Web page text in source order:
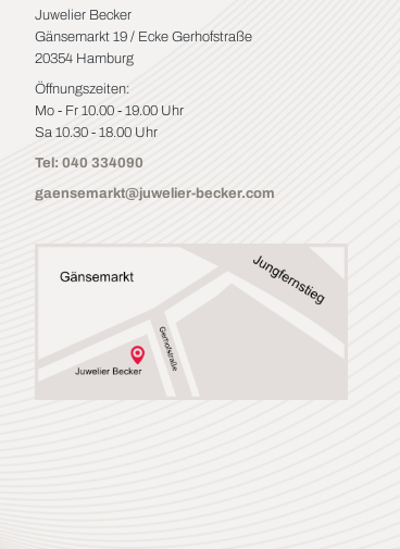
Juwelier Becker
Gänsemarkt 19 / Ecke Gerhofstraße
20354 Hamburg
Öffnungszeiten:
Mo - Fr 10.00 - 19.00 Uhr
Sa 10.30 - 18.00 Uhr
Tel: 040 334090
gaensemarkt@juwelier-becker.com